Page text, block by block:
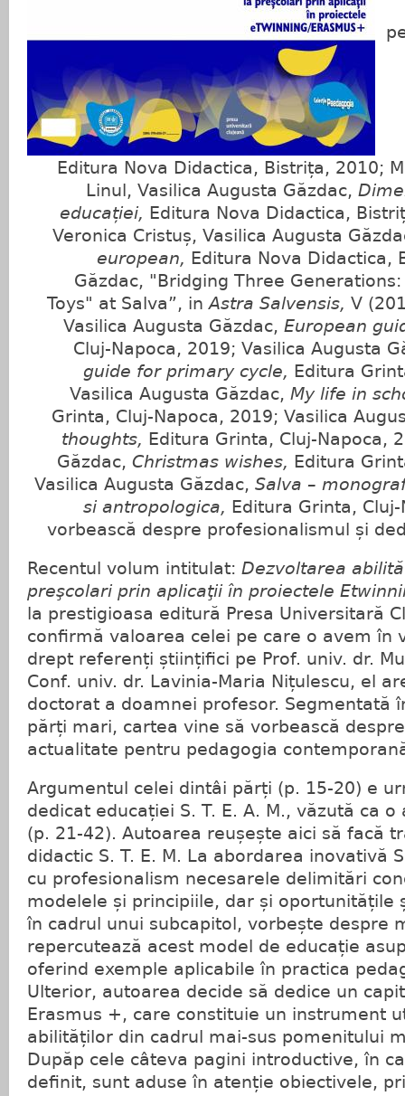
Editura Nova Didactica, Bistrița, 2010;
Linul, Vasilica Augusta Găzdac,
educației, Editura Nova Didactica,
Veronica Cristuș, Vasilica Augusta
european, Editura Nova Didactica,
Găzdac, "Bridging Three
Toys" at Salva”, inAstra Salvensis, V
Vasilica Augusta Găzdac, European
Cluj-Napoca, 2019; Vasilica Augusta
guide for primary cycle, Editura
Vasilica Augusta Găzdac, My life in
Grinta, Cluj-Napoca, 2019; Vasilica
thoughts, Editura Grinta, Cluj-Napoca,
Găzdac, Christmas wishes, Editura
Vasilica Augusta Găzdac, Salva –
si antropologica, Editura Grinta,
vorbească despre profesionalismul și
Recentul volum intitulat: Dezvoltarea
preşcolari prin aplicaţii în proiectele
la prestigioasa editură Presa Universitară
confirmă valoarea celei pe care o avem în
drept referenți științifici pe Prof. univ. dr.
Conf. univ. dr. Lavinia‐Maria Nițulescu, el
doctorat a doamnei profesor. Segmentată
părți mari, cartea vine să vorbească
actualitate pentru pedagogia
Argumentul celei dintâi părți (p. 15-20) e
dedicat educației S. T. E. A. M., văzută ca
(p. 21-42). Autoarea reușește aici să facă
didactic S. T. E. M. La abordarea inovativă
cu profesionalism necesarele delimitări
modelele și principiile, dar și oportunitățile
în cadrul unui subcapitol, vorbește despre
repercutează acest model de educație
oferind exemple aplicabile în practica
Ulterior, autoarea decide să dedice un
Erasmus +, care constituie un instrument
abilităților din cadrul mai-sus pomenitului
Dupăp cele câteva pagini introductive, în
definit, sunt aduse în atenție obiectivele,